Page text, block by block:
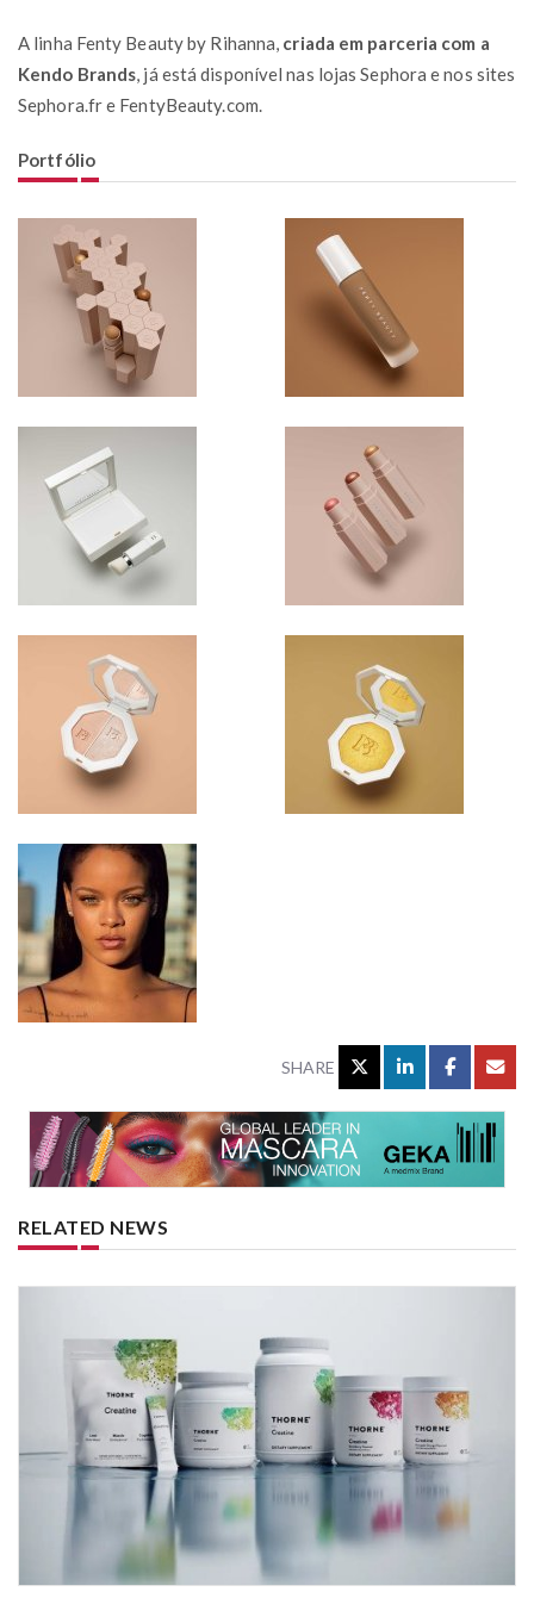
A linha Fenty Beauty by Rihanna, criada em parceria com a
Kendo Brands, já está disponível nas lojas Sephora e nos sites
Sephora.fr e FentyBeauty.com.
Portfólio
SHARE
RELATED NEWS